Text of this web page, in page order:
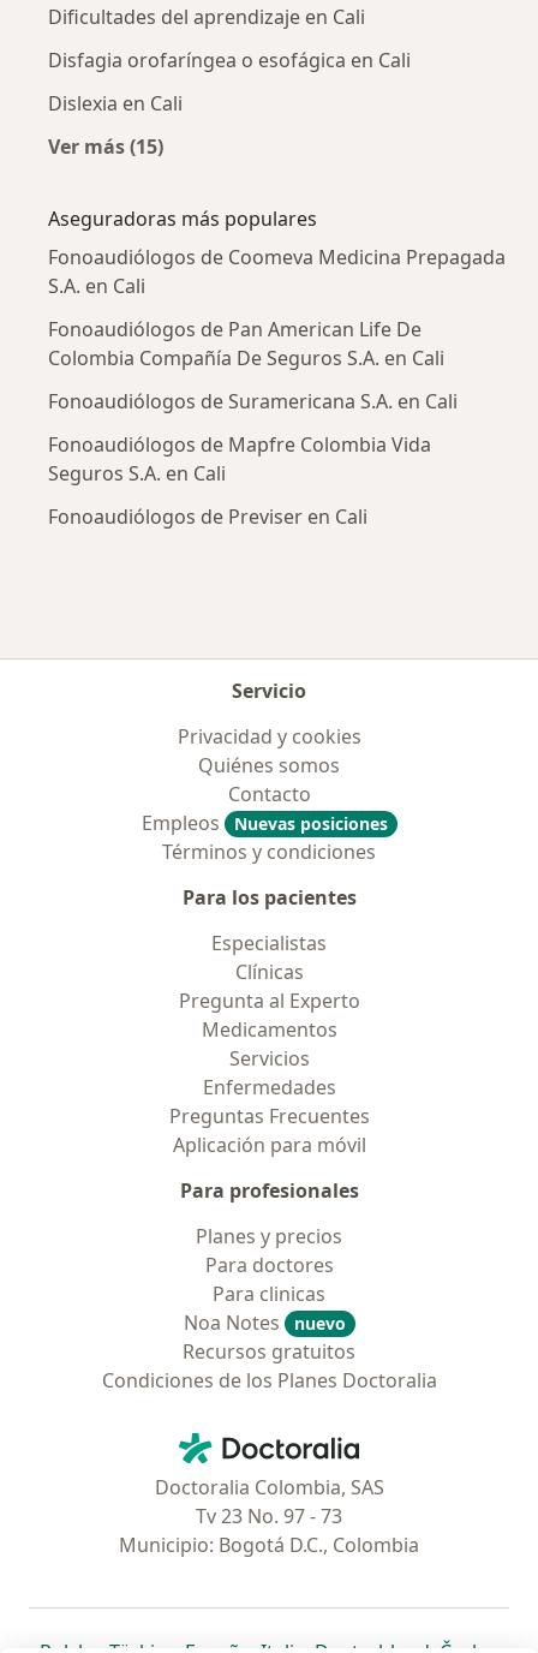
Dificultades del aprendizaje en Cali
Disfagia orofaríngea o esofágica en Cali
Dislexia en Cali
Ver más (15)
Aseguradoras más populares
Fonoaudiólogos de Coomeva Medicina Prepagada
S.A. en Cali
Fonoaudiólogos de Pan American Life De
Colombia Compañía De Seguros S.A. en Cali
Fonoaudiólogos de Suramericana S.A. en Cali
Fonoaudiólogos de Mapfre Colombia Vida
Seguros S.A. en Cali
Fonoaudiólogos de Previser en Cali
Servicio
Privacidad y cookies
Quiénes somos
Contacto
Empleos
Nuevas posiciones
Términos y condiciones
Para los pacientes
Especialistas
Clínicas
Pregunta al Experto
Medicamentos
Servicios
Enfermedades
Preguntas Frecuentes
Aplicación para móvil
Para profesionales
Planes y precios
Para doctores
Para clinicas
Noa Notes
nuevo
Recursos gratuitos
Condiciones de los Planes Doctoralia
Doctoralia - Página de inicio
Doctoralia Colombia, SAS
Tv 23 No. 97 - 73
Municipio: Bogotá D.C., Colombia